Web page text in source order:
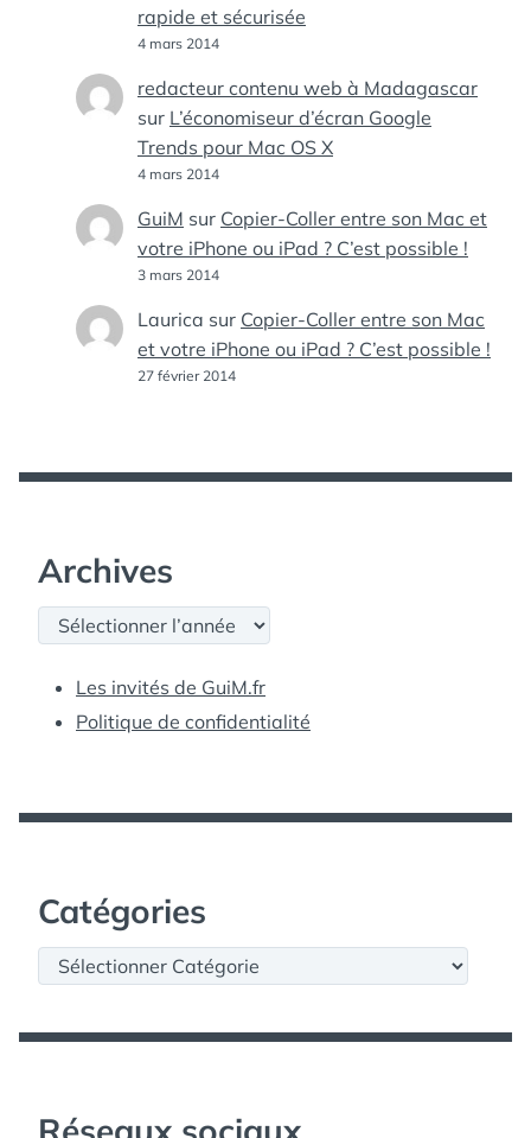
rapide et sécurisée
4 mars 2014
redacteur contenu web à Madagascar
sur L’économiseur d’écran Google
Trends pour Mac OS X
4 mars 2014
GuiM sur Copier-Coller entre son Mac et
votre iPhone ou iPad ? C’est possible !
3 mars 2014
Laurica sur Copier-Coller entre son Mac
et votre iPhone ou iPad ? C’est possible !
27 février 2014
Archives
Archives
Les invités de GuiM.fr
Politique de confidentialité
Catégories
Catégories